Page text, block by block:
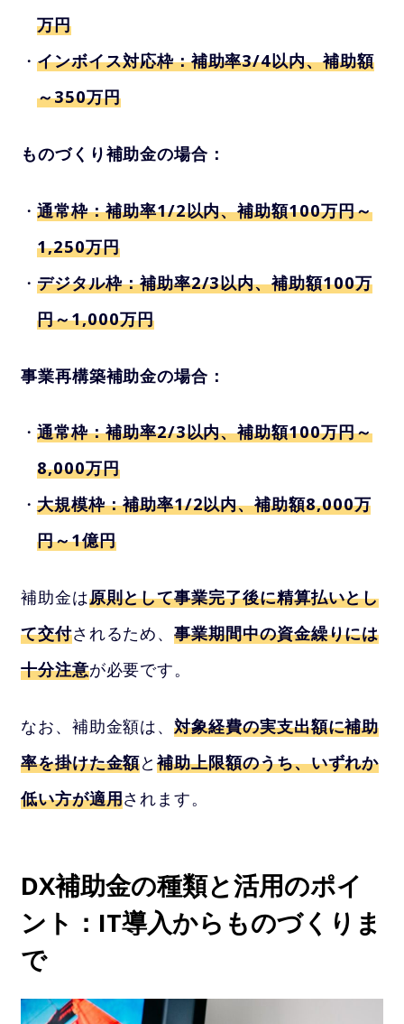
万円
インボイス対応枠：補助率3/4以内、補助額
～350万円
ものづくり補助金の場合：
通常枠：補助率1/2以内、補助額100万円～
1,250万円
デジタル枠：補助率2/3以内、補助額100万
円～1,000万円
事業再構築補助金の場合：
通常枠：補助率2/3以内、補助額100万円～
8,000万円
大規模枠：補助率1/2以内、補助額8,000万
円～1億円
補助金は原則として事業完了後に精算払いとし
て交付されるため、事業期間中の資金繰りには
十分注意が必要です。
なお、補助金額は、対象経費の実支出額に補助
率を掛けた金額と補助上限額のうち、いずれか
低い方が適用されます。
DX補助金の種類と活用のポイ
ント：IT導入からものづくりま
で